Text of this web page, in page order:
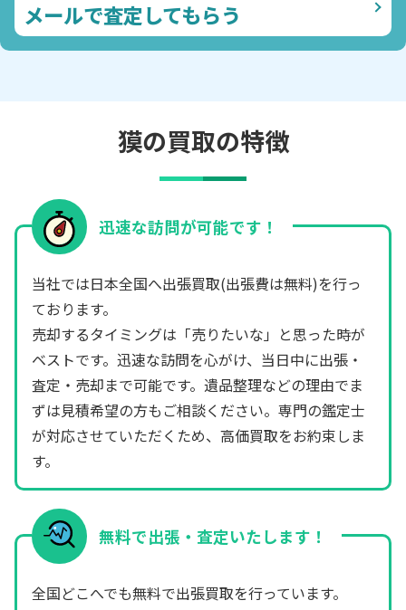
メールで査定してもらう
獏の買取の特徴
迅速な訪問が可能です！
当社では日本全国へ出張買取(出張費は無料)を行っ
ております。
売却するタイミングは「売りたいな」と思った時が
ベストです。迅速な訪問を心がけ、当日中に出張・
査定・売却まで可能です。遺品整理などの理由でま
ずは見積希望の方もご相談ください。専門の鑑定士
が対応させていただくため、高価買取をお約束しま
す。
無料で出張・査定いたします！
全国どこへでも無料で出張買取を行っています。